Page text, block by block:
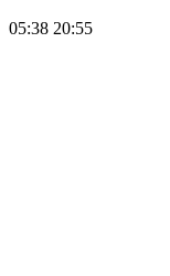
05:38 20:55